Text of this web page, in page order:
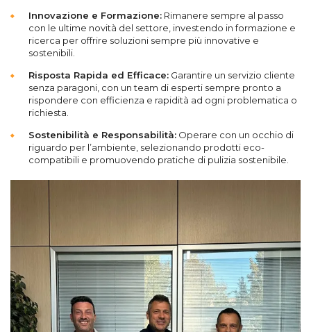
Innovazione e Formazione: Rimanere sempre al passo
con le ultime novità del settore, investendo in formazione e
ricerca per offrire soluzioni sempre più innovative e
sostenibili.
Risposta Rapida ed Efficace: Garantire un servizio cliente
senza paragoni, con un team di esperti sempre pronto a
rispondere con efficienza e rapidità ad ogni problematica o
richiesta.
Sostenibilità e Responsabilità: Operare con un occhio di
riguardo per l’ambiente, selezionando prodotti eco-
compatibili e promuovendo pratiche di pulizia sostenibile.